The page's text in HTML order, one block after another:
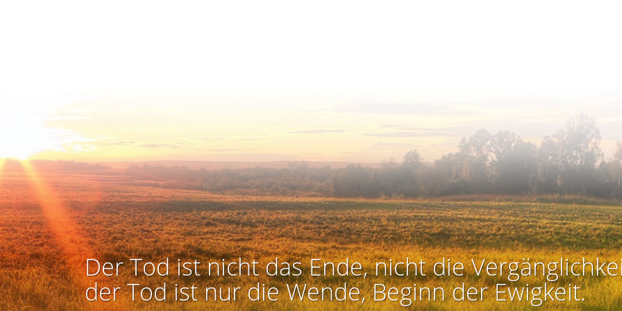
Der Tod ist nicht das Ende, nicht die
der Tod ist nur die Wende, Beginn der Ewigkeit.